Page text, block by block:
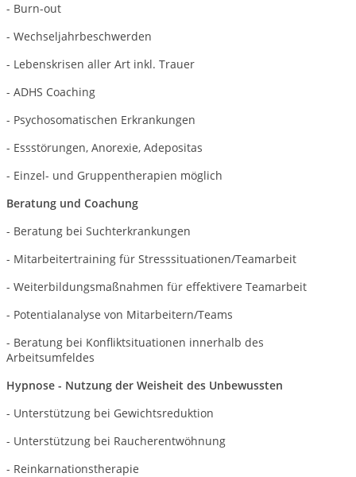
- Burn-out
- Wechseljahrbeschwerden
- Lebenskrisen aller Art inkl. Trauer
- ADHS Coaching
- Psychosomatischen Erkrankungen
- Essstörungen, Anorexie, Adepositas
- Einzel- und Gruppentherapien möglich
Beratung und Coachung
- Beratung bei Suchterkrankungen
- Mitarbeitertraining für Stresssituationen/Teamarbeit
- Weiterbildungsmaßnahmen für effektivere Teamarbeit
- Potentialanalyse von Mitarbeitern/Teams
- Beratung bei Konfliktsituationen innerhalb des
Arbeitsumfeldes
Hypnose - Nutzung der Weisheit des Unbewussten
- Unterstützung bei Gewichtsreduktion
- Unterstützung bei Raucherentwöhnung
- Reinkarnationstherapie